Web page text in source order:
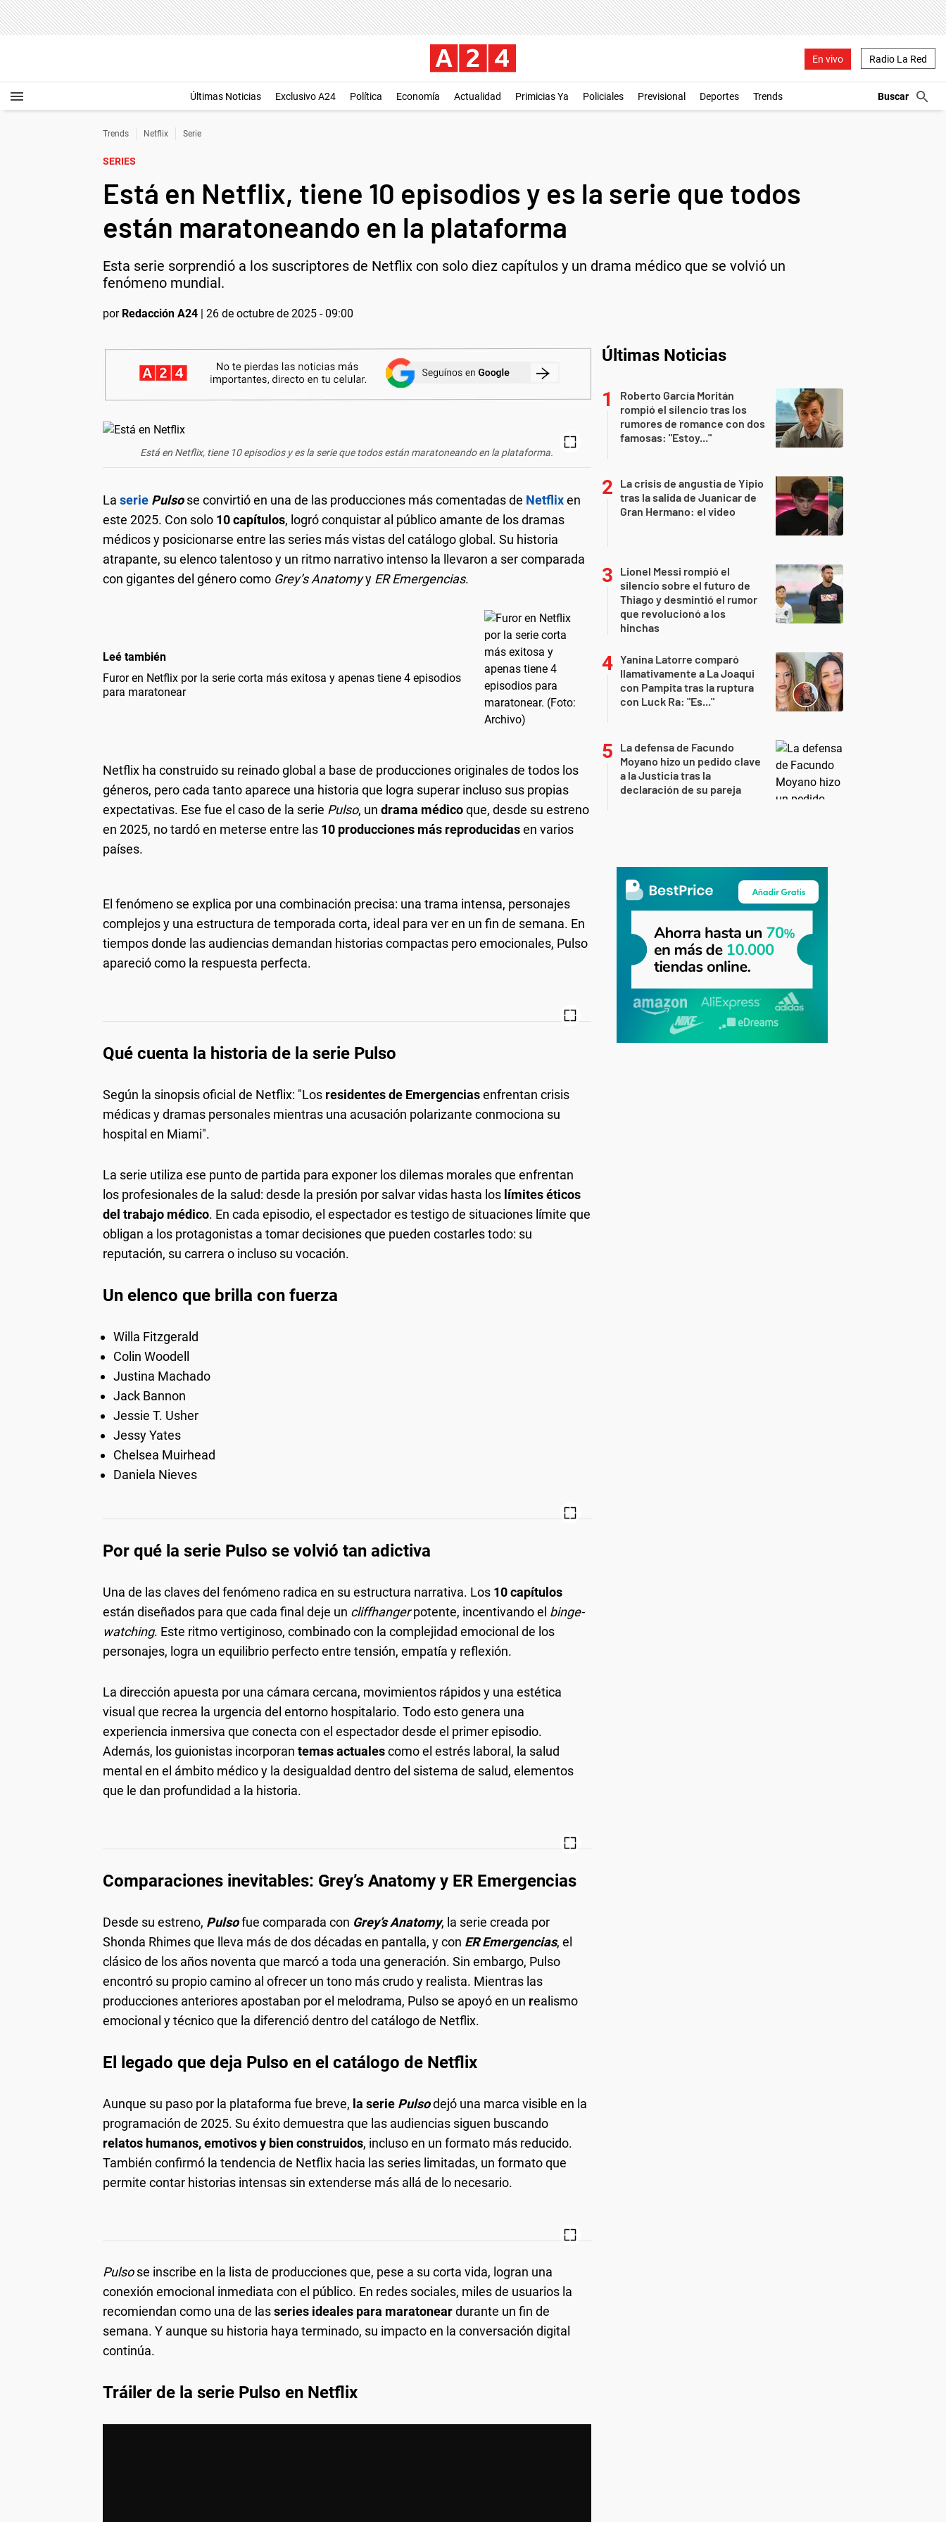
En vivo Radio La Red
Últimas Noticias Exclusivo A24 Política Economía Actualidad Primicias Ya Policiales Previsional Deportes Trends
Trends Netflix Serie
SERIES
Está en Netflix, tiene 10 episodios y es la serie que todos
están maratoneando en la plataforma
Esta serie sorprendió a los suscriptores de Netflix con solo diez capítulos y un drama médico que se volvió un
fenómeno mundial.
por Redacción A24 | 26 de octubre de 2025 - 09:00
Está en Netflix, tiene 10 episodios y es la serie que todos están maratoneando en la plataforma.
La serie Pulsose convirtió en una de las producciones más comentadas de Netflixen
este 2025. Con solo 10 capítulos, logró conquistar al público amante de los dramas
médicos y posicionarse entre las series más vistas del catálogo global. Su historia
atrapante, su elenco talentoso y un ritmo narrativo intenso la llevaron a ser comparada
con gigantes del género como Grey’s Anatomyy ER Emergencias.
Leé también
Furor en Netflix por la serie corta más exitosa y apenas tiene 4 episodios
para maratonear
Netflix ha construido su reinado global a base de producciones originales de todos los
géneros, pero cada tanto aparece una historia que logra superar incluso sus propias
expectativas. Ese fue el caso de la serie Pulso, un drama médicoque, desde su estreno
en 2025, no tardó en meterse entre las 10 producciones más reproducidasen varios
países.
El fenómeno se explica por una combinación precisa: una trama intensa, personajes
complejos y una estructura de temporada corta, ideal para ver en un fin de semana. En
tiempos donde las audiencias demandan historias compactas pero emocionales, Pulso
apareció como la respuesta perfecta.
Qué cuenta la historia de la serie Pulso
Según la sinopsis oficial de Netflix: "Los residentes de Emergenciasenfrentan crisis
médicas y dramas personales mientras una acusación polarizante conmociona su
hospital en Miami".
La serie utiliza ese punto de partida para exponer los dilemas morales que enfrentan
los profesionales de la salud: desde la presión por salvar vidas hasta los límites éticos
del trabajo médico. En cada episodio, el espectador es testigo de situaciones límite que
obligan a los protagonistas a tomar decisiones que pueden costarles todo: su
reputación, su carrera o incluso su vocación.
Un elenco que brilla con fuerza
Willa Fitzgerald
Colin Woodell
Justina Machado
Jack Bannon
Jessie T. Usher
Jessy Yates
Chelsea Muirhead
Daniela Nieves
Por qué la serie Pulso se volvió tan adictiva
Una de las claves del fenómeno radica en su estructura narrativa. Los 10 capítulos
están diseñados para que cada final deje un cliffhangerpotente, incentivando el binge-
watching. Este ritmo vertiginoso, combinado con la complejidad emocional de los
personajes, logra un equilibrio perfecto entre tensión, empatía y reflexión.
La dirección apuesta por una cámara cercana, movimientos rápidos y una estética
visual que recrea la urgencia del entorno hospitalario. Todo esto genera una
experiencia inmersiva que conecta con el espectador desde el primer episodio.
Además, los guionistas incorporan temas actualescomo el estrés laboral, la salud
mental en el ámbito médico y la desigualdad dentro del sistema de salud, elementos
que le dan profundidad a la historia.
Comparaciones inevitables: Grey’s Anatomy y ER Emergencias
Desde su estreno, Pulsofue comparada con Grey’s Anatomy, la serie creada por
Shonda Rhimes que lleva más de dos décadas en pantalla, y con ER Emergencias, el
clásico de los años noventa que marcó a toda una generación. Sin embargo, Pulso
encontró su propio camino al ofrecer un tono más crudo y realista. Mientras las
producciones anteriores apostaban por el melodrama, Pulso se apoyó en un realismo
emocional y técnico que la diferenció dentro del catálogo de Netflix.
El legado que deja Pulso en el catálogo de Netflix
Aunque su paso por la plataforma fue breve, la serie Pulsodejó una marca visible en la
programación de 2025. Su éxito demuestra que las audiencias siguen buscando
relatos humanos, emotivos y bien construidos, incluso en un formato más reducido.
También confirmó la tendencia de Netflix hacia las series limitadas, un formato que
permite contar historias intensas sin extenderse más allá de lo necesario.
Pulsose inscribe en la lista de producciones que, pese a su corta vida, logran una
conexión emocional inmediata con el público. En redes sociales, miles de usuarios la
recomiendan como una de lasseries ideales para maratoneardurante un fin de
semana. Y aunque su historia haya terminado, su impacto en la conversación digital
continúa.
Tráiler de la serie Pulso en Netflix
Últimas Noticias
Roberto García Moritán
rompió el silencio tras los
rumores de romance con dos
famosas: "Estoy..."
La crisis de angustia de Yipio
tras la salida de Juanicar de
Gran Hermano: el video
Lionel Messi rompió el
silencio sobre el futuro de
Thiago y desmintió el rumor
que revolucionó a los
hinchas
Yanina Latorre comparó
llamativamente a La Joaqui
con Pampita tras la ruptura
con Luck Ra: "Es..."
La defensa de Facundo
Moyano hizo un pedido clave
a la Justicia tras la
declaración de su pareja